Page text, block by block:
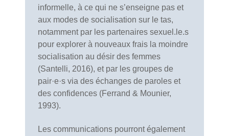
informelle, à ce qui ne s’enseigne pas et
aux modes de socialisation sur le tas,
notamment par les partenaires sexuel.le.s
pour explorer à nouveaux frais la moindre
socialisation au désir des femmes
(Santelli, 2016), et par les groupes de
pair·e·s via des échanges de paroles et
des confidences (Ferrand & Mounier,
1993).
Les communications pourront également